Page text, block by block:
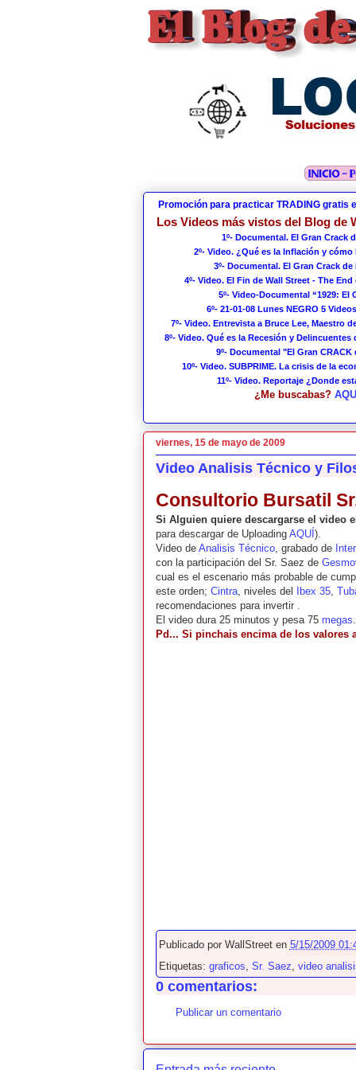
Promoción para practicar TRADING gratis
Los Videos más vistos del Blog de
1º- Documental. El Gran Crack
2º- Video. ¿Qué es la Inflación y
3º- Documental. El Gran Crack
4º- Video. El Fin de Wall Street - The
5º- Video-Documental “1929: El
6º- 21-01-08 Lunes NEGRO 5
7º- Video. Entrevista a Bruce Lee, Maestro
8º- Video. Qué es la Recesión y Delincuentes
9º- Documental "El Gran CRACK
10º- Video. SUBPRIME. La crisis de la
11º- Video. Reportaje ¿Donde
¿Me buscabas?
viernes, 15 de mayo de 2009
Video Analisis Técnico y
Consultorio Bursatil
Si Alguien quiere descargarse el video
para descargar de Uploading AQUÍ ).
Video de Analisis Técnico, grabado de
con la participación del Sr. Saez de
cual es el escenario más probable de
este orden; Cintra, niveles del Ibex 35,
recomendaciones para invertir .
El video dura 25 minutos y pesa 75 megas
Pd... Si pinchais encima de los valores
Publicado por WallStreet en 5/15/2009
Etiquetas: graficos, Sr. Saez, video
0 comentarios:
Publicar un comentario